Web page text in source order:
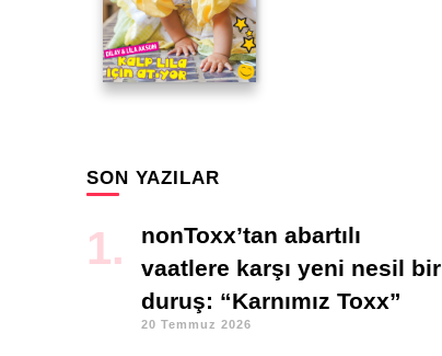
SON YAZILAR
nonToxx’tan abartılı
vaatlere karşı yeni nesil bir
duruş: “Karnımız Toxx”
20 Temmuz 2026